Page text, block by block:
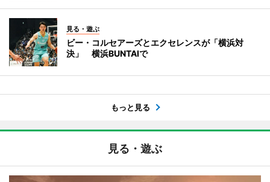
見る・遊ぶ
ビー・コルセアーズとエクセレンスが「横浜対
決」 横浜BUNTAIで
もっと見る
見る・遊ぶ